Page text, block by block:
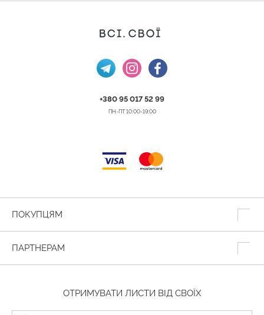
+380 95 017 52 99
ПН-ПТ 10:00-19:00
ПОКУПЦЯМ
ПАРТНЕРАМ
ОТРИМУВАТИ ЛИСТИ ВІД СВОЇХ